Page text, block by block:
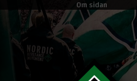
Om sidan